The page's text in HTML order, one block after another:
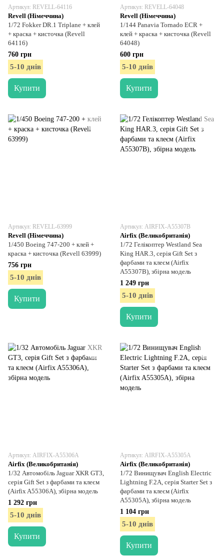
Артикул: REVELL-64116
Revell (Німеччина)
1/72 Fokker DR.1 Triplane + клей
+ краска + кисточка (Revell
64116)
760 грн
5-10 днів
Купити
Артикул: REVELL-64048
Revell (Німеччина)
1/144 Panavia Tornado ECR +
клей + краска + кисточка (Revell
64048)
600 грн
5-10 днів
Купити
Артикул: REVELL-63999
Revell (Німеччина)
1/450 Boeing 747-200 + клей +
краска + кисточка (Revell 63999)
756 грн
5-10 днів
Купити
Артикул: AIRFIX-A55307B
Airfix (Великобританія)
1/72 Гелікоптер Westland Sea
King HAR.3, серія Gift Set з
фарбами та клеєм (Airfix
A55307B), збірна модель
1 249 грн
5-10 днів
Купити
Артикул: AIRFIX-A55306A
Airfix (Великобританія)
1/32 Автомобіль Jaguar XKR GT3,
серія Gift Set з фарбами та клеєм
(Airfix A55306A), збірна модель
1 292 грн
5-10 днів
Купити
Артикул: AIRFIX-A55305A
Airfix (Великобританія)
1/72 Винищувач English Electric
Lightning F.2A, серія Starter Set з
фарбами та клеєм (Airfix
A55305A), збірна модель
1 104 грн
5-10 днів
Купити